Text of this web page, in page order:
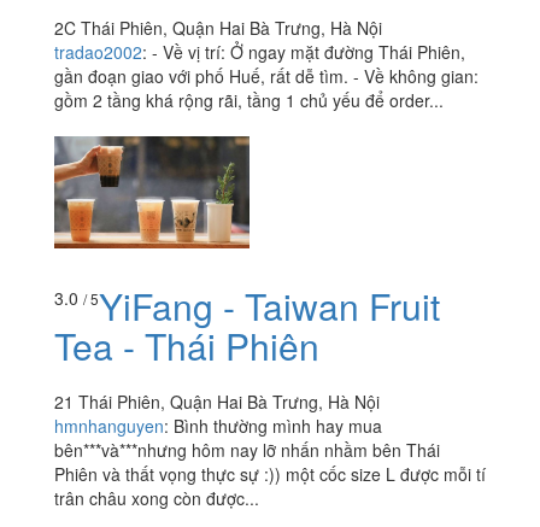
2C Thái Phiên, Quận Hai Bà Trưng, Hà Nội
tradao2002: - Về vị trí: Ở ngay mặt đường Thái Phiên,
gần đoạn giao với phố Huế, rất dễ tìm. - Về không gian:
gồm 2 tầng khá rộng rãi, tầng 1 chủ yếu để order...
3.0 / 5YiFang - Taiwan Fruit
Tea - Thái Phiên
21 Thái Phiên, Quận Hai Bà Trưng, Hà Nội
hmnhanguyen: Bình thường mình hay mua
bên***và***nhưng hôm nay lỡ nhấn nhầm bên Thái
Phiên và thất vọng thực sự :)) một cốc size L được mỗi tí
trân châu xong còn được...